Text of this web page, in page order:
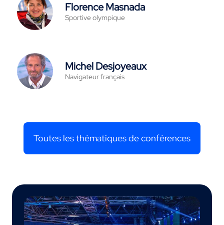
Florence Masnada
Sportive olympique
Michel Desjoyeaux
Navigateur français
Toutes les thématiques de conférences